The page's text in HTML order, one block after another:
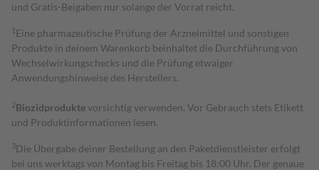
und Gratis-Beigaben nur solange der Vorrat reicht.
1 Eine pharmazeutische Prüfung der Arzneimittel und sonstigen
Produkte in deinem Warenkorb beinhaltet die Durchführung von
Wechselwirkungschecks und die Prüfung etwaiger
Anwendungshinweise des Herstellers.
2Biozidproduktevorsichtig verwenden. Vor Gebrauch stets Etikett
und Produktinformationen lesen.
3Die Übergabe deiner Bestellung an den Paketdienstleister erfolgt
bei uns werktags von Montag bis Freitag bis 18:00 Uhr. Der genaue